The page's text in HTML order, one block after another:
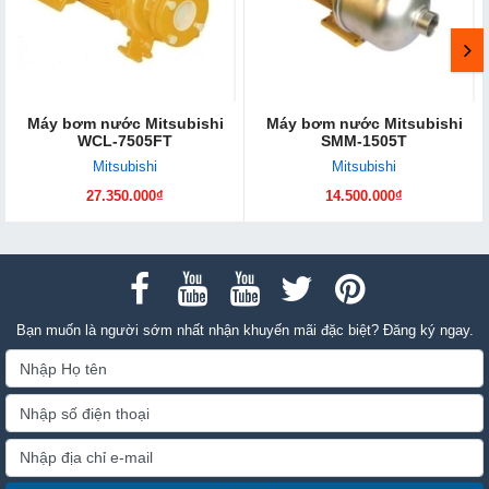
Máy bơm nước Mitsubishi
WCL-7505FT
Mitsubishi
27.350.000₫
Máy bơm nước Mitsubishi
SMM-1505T
Mitsubishi
14.500.000₫
Bạn muốn là người sớm nhất nhận khuyến mãi đặc biệt? Đăng ký ngay.